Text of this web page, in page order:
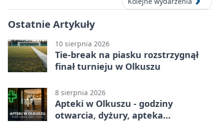
Ostatnie Artykuły
10 sierpnia 2026
Tie-break na piasku rozstrzygnął
finał turnieju w Olkuszu
8 sierpnia 2026
Apteki w Olkuszu - godziny
otwarcia, dyżury, apteka